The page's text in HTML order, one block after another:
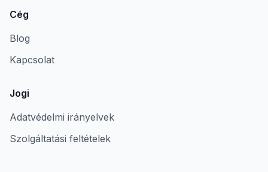
Cég
Blog
Kapcsolat
Jogi
Adatvédelmi irányelvek
Szolgáltatási feltételek